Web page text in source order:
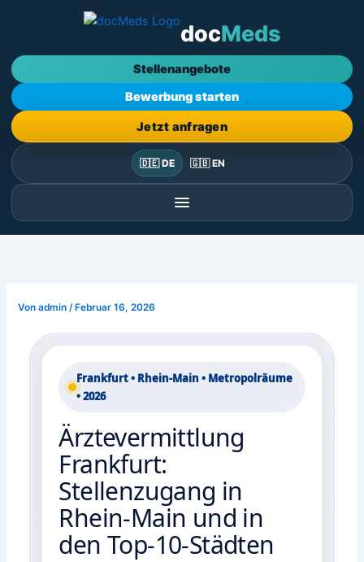
docMeds
Stellenangebote
Bewerbung starten
Jetzt anfragen
🇩🇪 DE 🇬🇧 EN
Vonadmin /Februar 16, 2026
Frankfurt • Rhein-Main • Metropolräume
• 2026
Ärztevermittlung
Frankfurt:
Stellenzugang in
Rhein-Main und in
den Top-10-Städten